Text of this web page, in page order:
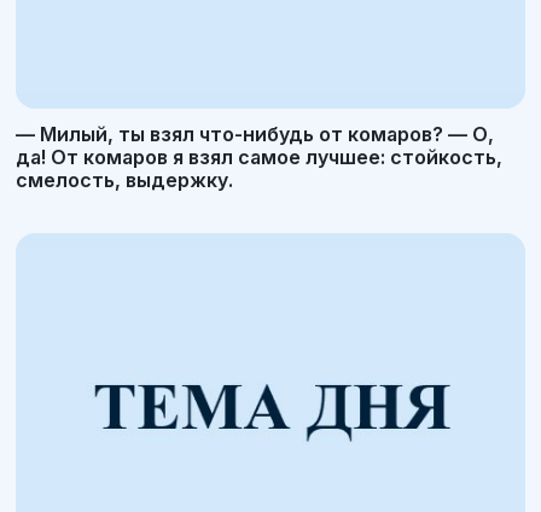
— Милый, ты взял что-нибудь от комаров? — О,
да! От комаров я взял самое лучшее: стойкость,
смелость, выдержку.